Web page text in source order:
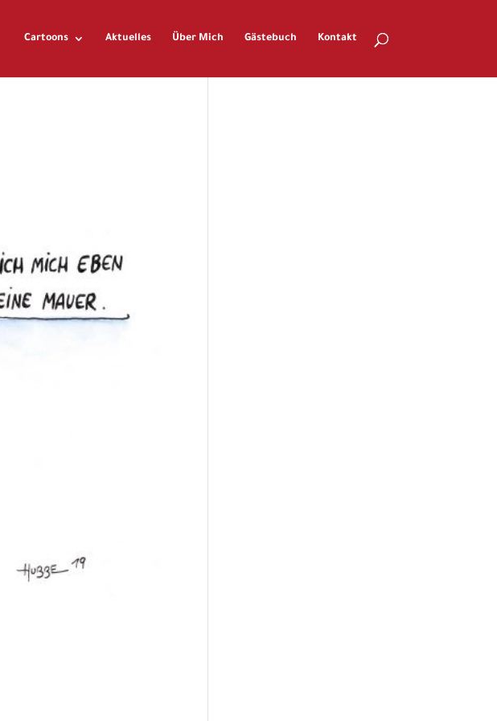
Cartoons Aktuelles Über Mich Gästebuch Kontakt